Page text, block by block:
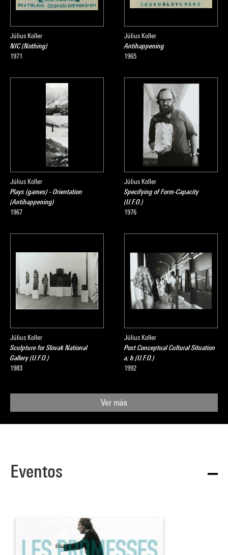
Július Koller
NIC (Nothing)
1971
Július Koller
Antihappening
1965
Július Koller
Plays (games) - Orientation
(Antihappening)
1967
Július Koller
Specifying of Form-Capacity
(U.F.O.)
1976
Július Koller
Sculpture for Slovak National
Gallery (U.F.O.)
1983
Július Koller
Post Conceptual Cultural Situation
a; b.(U.F.O.)
1992
Ver más
Eventos